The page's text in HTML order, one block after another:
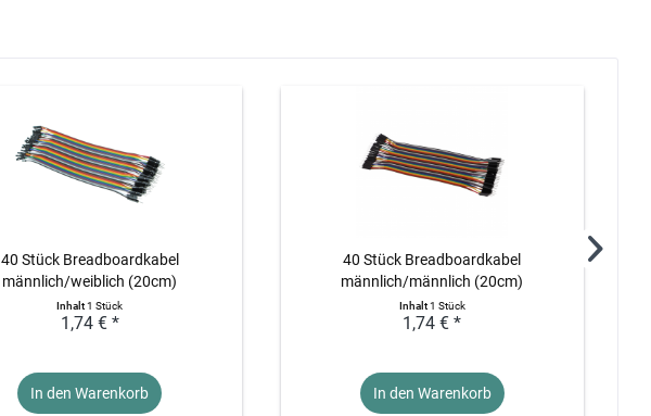
40 Stück Breadboardkabel
männlich/weiblich (20cm)
Inhalt1 Stück
1,74 € *
In den Warenkorb
40 Stück Breadboardkabel
männlich/männlich (20cm)
Inhalt1 Stück
1,74 € *
In den Warenkorb